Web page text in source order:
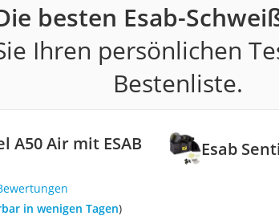
besten Esab-
Ihren persönlichen
Bestenliste.
Esab
A50 Air mit ESAB
in wenigen Tagen)